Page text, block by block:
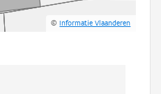
©Informatie Vlaanderen